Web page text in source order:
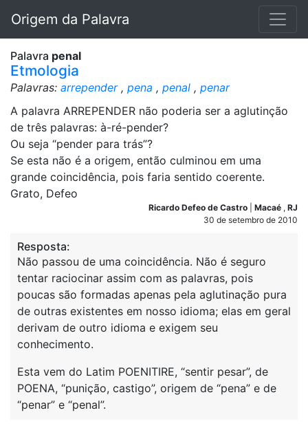
Origem da Palavra
Palavra penal
Etmologia
Palavras: arrepender, pena , penal , penar
A palavra ARREPENDER não poderia ser a aglutinção
de três palavras: à-ré-pender?
Ou seja “pender para trás”?
Se esta não é a origem, então culminou em uma
grande coincidência, pois faria sentido coerente.
Grato, Defeo
Ricardo Defeo de Castro Macaé , RJ
30 de setembro de 2010
Resposta:
Não passou de uma coincidência. Não é seguro
tentar raciocinar assim com as palavras, pois
poucas são formadas apenas pela aglutinação pura
de outras existentes em nosso idioma; elas em geral
derivam de outro idioma e exigem seu
conhecimento.
Esta vem do Latim POENITIRE, “sentir pesar”, de
POENA, “punição, castigo”, origem de “pena” e de
“penar” e “penal”.